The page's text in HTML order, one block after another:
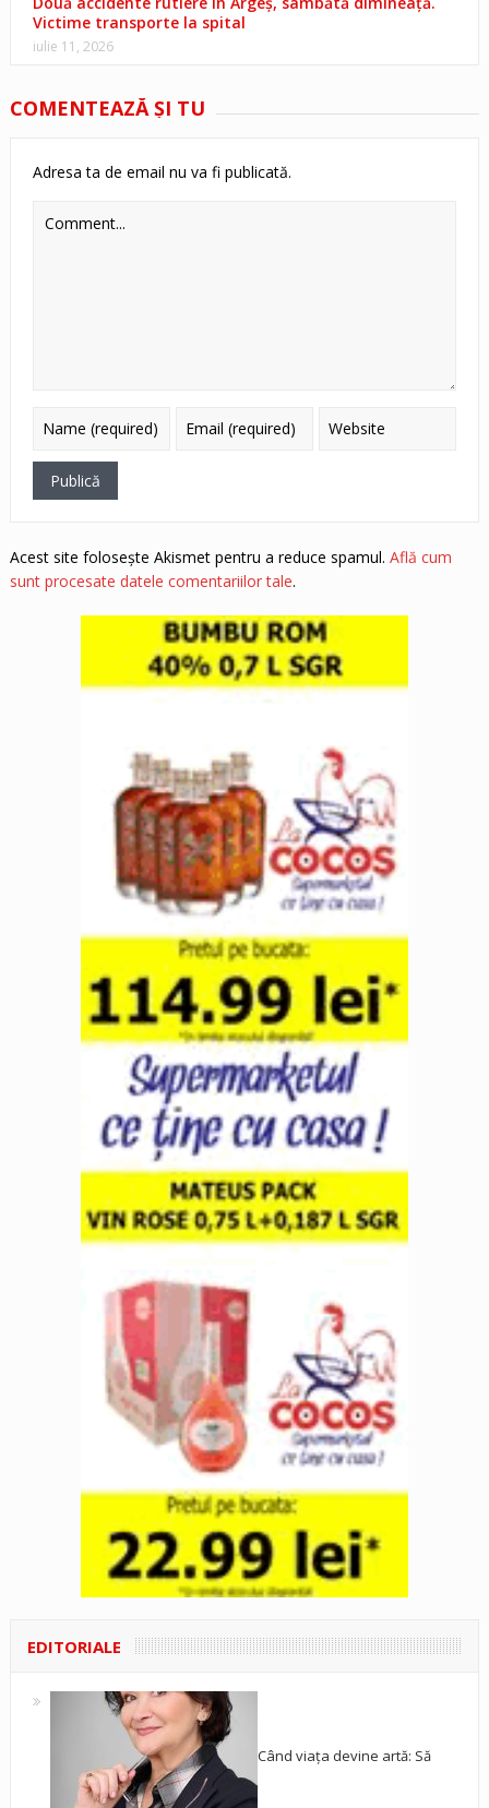
Victime transporte la spital
iulie 11, 2026
COMENTEAZĂ ŞI TU
Adresa ta de email nu va fi publicată.
Acest site folosește Akismet pentru a reduce spamul. Află cum
sunt procesate datele comentariilor tale.
EDITORIALE
Când viața devine artă: Să